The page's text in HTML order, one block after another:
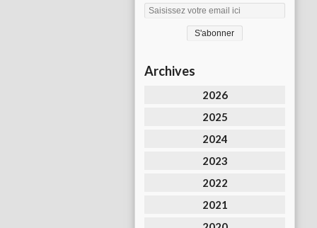
Archives
2026
2025
2024
2023
2022
2021